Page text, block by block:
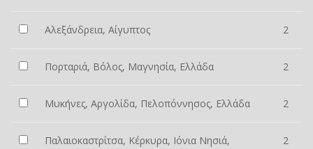
Αλεξάνδρεια, Αίγυπτος 2
Πορταριά, Βόλος, Μαγνησία, Ελλάδα 2
Μυκήνες, Αργολίδα, Πελοπόννησος, Ελλάδα 2
Παλαιοκαστρίτσα, Κέρκυρα, Ιόνια Νησιά, 2